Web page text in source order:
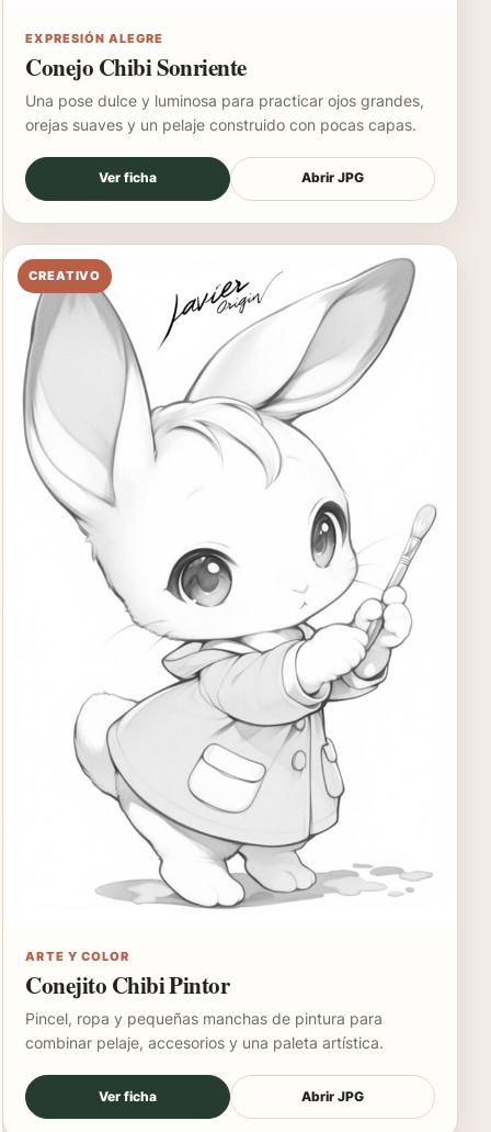
EXPRESIÓN ALEGRE
Conejo Chibi Sonriente
Una pose dulce y luminosa para practicar ojos grandes,
orejas suaves y un pelaje construido con pocas capas.
Ver ficha Abrir JPG
CREATIVO
ARTE Y COLOR
Conejito Chibi Pintor
Pincel, ropa y pequeñas manchas de pintura para
combinar pelaje, accesorios y una paleta artística.
Ver ficha Abrir JPG